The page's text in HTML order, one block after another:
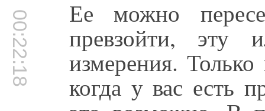
00:22:18 Ее можно
превзойти, эту
измерения.
когда у вас есть